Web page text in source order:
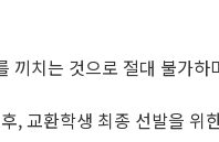
치는 것으로 절대 불가
교환학생 최종 선발을